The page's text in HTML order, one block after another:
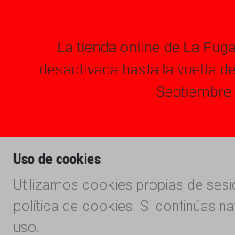
La tienda online de La
desactivada hasta la vuelta
Septiembre
Uso de cookies
Utilizamos cookies propias de
política de cookies. Si continúas
uso.